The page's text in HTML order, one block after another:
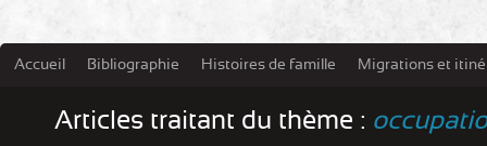
Accueil Bibliographie Histoires de famille Migrations et
Les
Articles traitant du thème :